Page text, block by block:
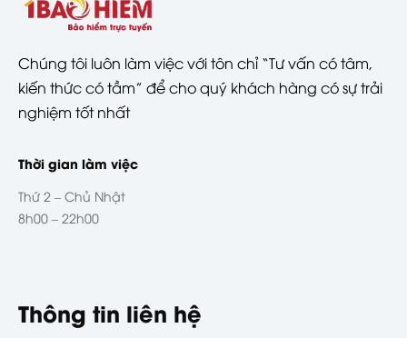
Chúng tôi luôn làm việc với tôn chỉ “Tư vấn có tâm,
kiến thức có tầm” để cho quý khách hàng có sự trải
nghiệm tốt nhất
Thời gian làm việc
Thứ 2 – Chủ Nhật
8h00 – 22h00
Thông tin liên hệ